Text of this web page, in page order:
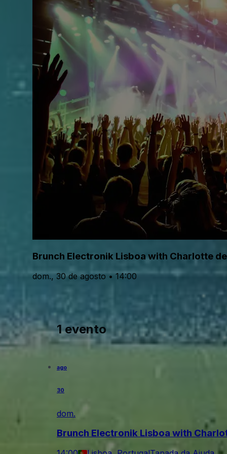
Brunch Electronik Lisboa with Charlotte
dom., 30 de agosto • 14:00
1 evento
ago
30
dom.
Brunch Electronik Lisboa with